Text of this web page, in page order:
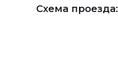
Схема проезда: